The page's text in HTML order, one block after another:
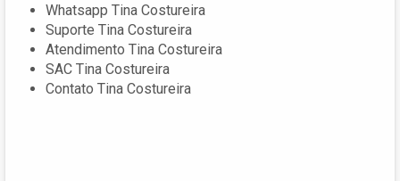
Whatsapp Tina Costureira
Suporte Tina Costureira
Atendimento Tina Costureira
SAC Tina Costureira
Contato Tina Costureira